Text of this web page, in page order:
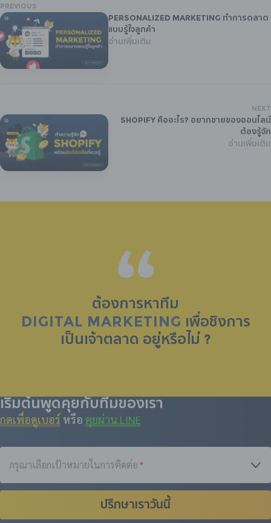
PREVIOUS
Personalized Marketing ทำการตลาด
แบบรู้ใจลูกค้า
อ่านเพิ่มเติม
NEXT
Shopify คืออะไร? อยากขายของออนไลน์
ต้องรู้จัก
อ่านเพิ่มเติม
ต้องการหาทีม
DIGITAL MARKETING เพื่อชิงการ
เป็นเจ้าตลาด อยู่หรือไม่ ?
เริ่มต้นพูดคุยกับทีมของเรา
กดเพื่อดูเบอร์ หรือ คุยผ่าน LINE
กรุณาเลือกเป้าหมายในการติดต่อ*
ปรึกษาเราวันนี้